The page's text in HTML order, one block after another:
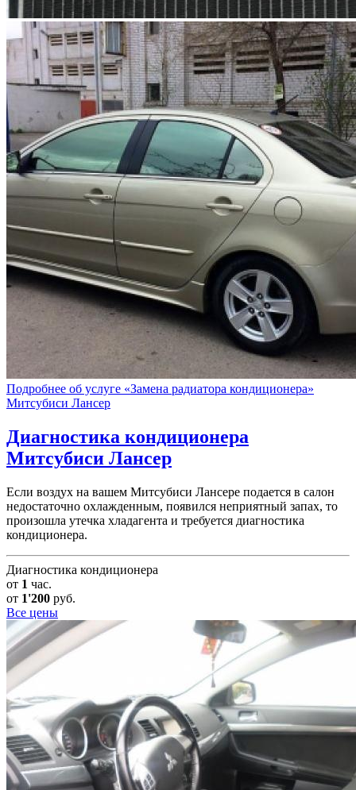
Подробнее об услуге «Замена радиатора кондиционера»
Митсубиси Лансер
Диагностика кондиционера
Митсубиси Лансер
Если воздух на вашем Митсубиси Лансере подается в салон
недостаточно охлажденным, появился неприятный запах, то
произошла утечка хладагента и требуется диагностика
кондиционера.
Диагностика кондиционера
от 1 час.
от 1'200 руб.
Все цены